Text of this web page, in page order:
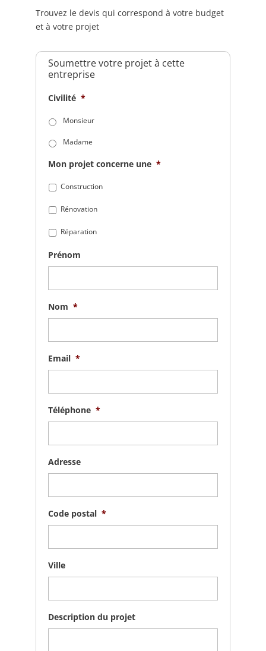
Trouvez le devis qui correspond à votre budget
et à votre projet
Soumettre votre projet à cette
entreprise
Civilité *
Monsieur
Madame
Mon projet concerne une *
Construction
Rénovation
Réparation
Prénom
Nom *
Email *
Téléphone *
Adresse
Code postal *
Ville
Description du projet